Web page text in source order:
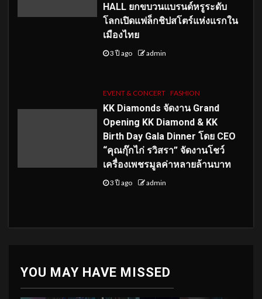
HALL ยกขบวนแบรนด์หรูระดับ
โลกเปิดแฟล็กชิปสโตร์แห่งแรกใน
เมืองไทย
3 ปี ago admin
EVENT & CONCERT FASHION
KK Diamonds จัดงาน Grand
Opening KK Diamond & KK
Birth Day Gala Dinner โดย CEO
“คุณกุ๊กไก่ รวิสรา” จัดงานโชว์
เครื่องเพชรมูลค่าหลายล้านบาท
3 ปี ago admin
YOU MAY HAVE MISSED